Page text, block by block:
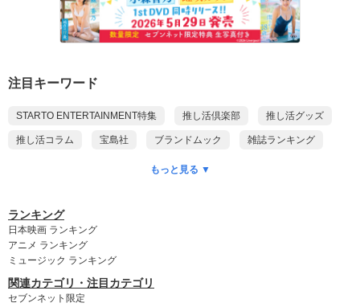
注目キーワード
STARTO ENTERTAINMENT特集 推し活倶楽部 推し活グッズ
推し活コラム 宝島社 ブランドムック 雑誌ランキング
DVDランキング CD予約ランキング
King & Prince
timelesz SUPER EIGHT
Hey! Say! JUMP DOMOTO
Aぇ! group Travis Japan
もっと見る ▼
ランキング
日本映画 ランキング
アニメ ランキング
ミュージック ランキング
関連カテゴリ・注目カテゴリ
セブンネット限定